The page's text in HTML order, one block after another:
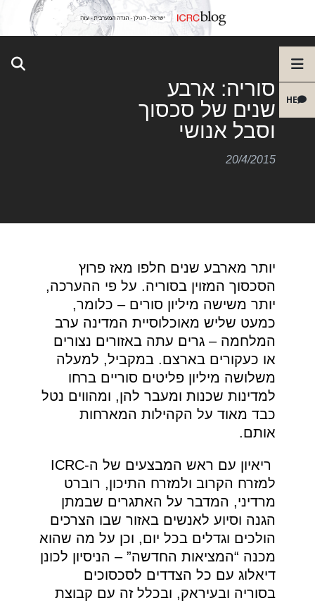
HE
סוריה: ארבע
שנים של סכסוך
וסבל אנושי
20/4/2015
יותר מארבע שנים חלפו מאז פרוץ
הסכסוך המזוין בסוריה. על פי ההערכה,
יותר משישה מיליון סורים – כלומר,
כמעט שליש מאוכלוסיית המדינה ערב
המלחמה – גרים עתה באזורים נצורים
או כעקורים בארצם. במקביל, למעלה
משלושה מיליון פליטים סוריים ברחו
למדינות שכנות ומעבר להן, ומהווים נטל
כבד מאוד על הקהילות המארחות
אותם.
ריאיון עם ראש המבצעים של ה-ICRC
למזרח הקרוב ולמזרח התיכון, רוברט
מרדיני, המדבר על האתגרים שבמתן
הגנה וסיוע לאנשים באזור שבו הצרכים
הולכים וגדלים בכל יום, וכן על מה שהוא
מכנה “המציאות החדשה” – הניסיון לכונן
דיאלוג עם כל הצדדים לסכסוכים
בסוריה ובעיראק, ובכלל זה עם קבוצת